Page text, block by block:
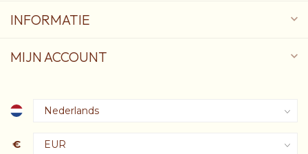
INFORMATIE
MIJN ACCOUNT
€